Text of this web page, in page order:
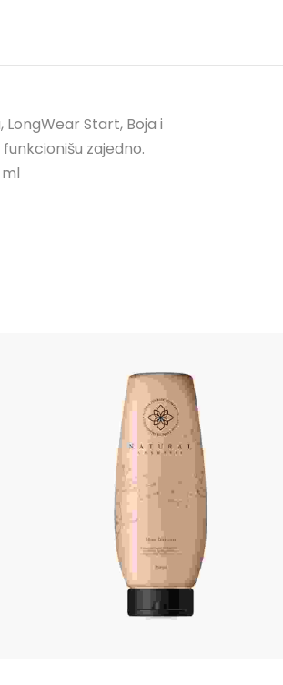
LongWear Start, Boja i
zajedno.